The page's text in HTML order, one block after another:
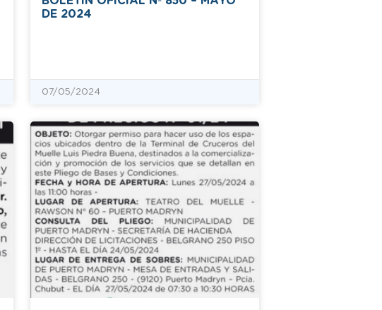
DE 2024
07/05/2024